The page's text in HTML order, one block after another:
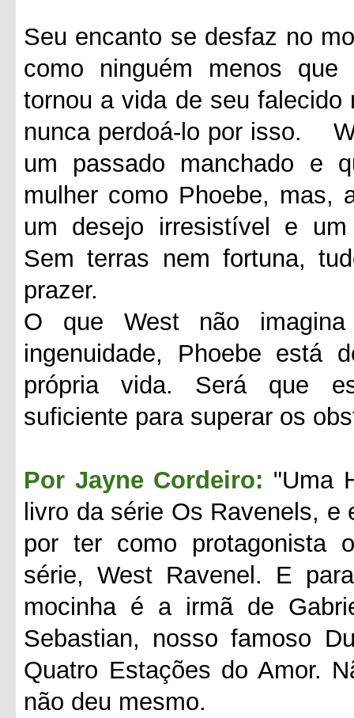
Seu encanto se desfaz no
como ninguém menos
tornou a vida de seu
nunca perdoá-lo por isso.
um passado manchado e
mulher como Phoebe, mas,
um desejo irresistível e um
Sem terras nem fortuna,
prazer.
O que West não
ingenuidade, Phoebe está
própria vida. Será que
suficiente para superar os
Por Jayne Cordeiro: "Uma
livro da série Os Ravenels, e
por ter como protagonista
série, West Ravenel. E
mocinha é a irmã de
Sebastian, nosso famoso
Quatro Estações do Amor.
não deu mesmo.